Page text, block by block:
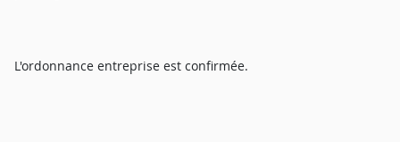
L'ordonnance entreprise est confirmée.